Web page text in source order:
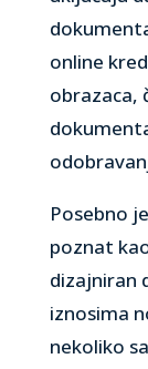
online
obrazaca,
Posebno
poznat
dizajniran
iznosima
nekoliko